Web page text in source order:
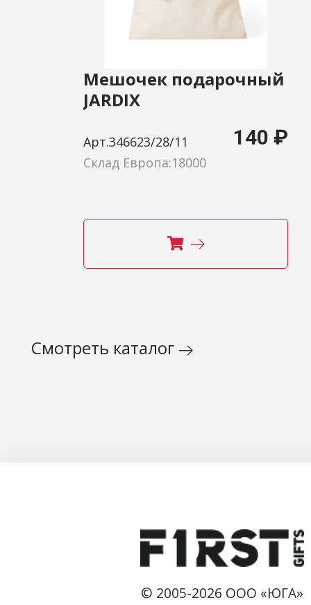
Мешочек подарочный
JARDIX
Арт.346623/28/11 140 ₽
Склад Европа:18000
Смотреть каталог
© 2005-2026 ООО «ЮГА»